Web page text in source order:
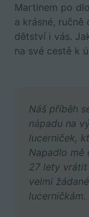
Martinem po
a krásné,
dětství i vás.
na své cestě k
Náš příběh
nápadu na
lucerniček,
Napadlo mě
27 lety
velmi
lucerničkám.